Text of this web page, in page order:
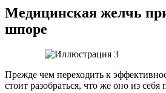
Медицинская желчь
шпоре
Прежде чем переходить к
стоит разобраться, что же оно из себя